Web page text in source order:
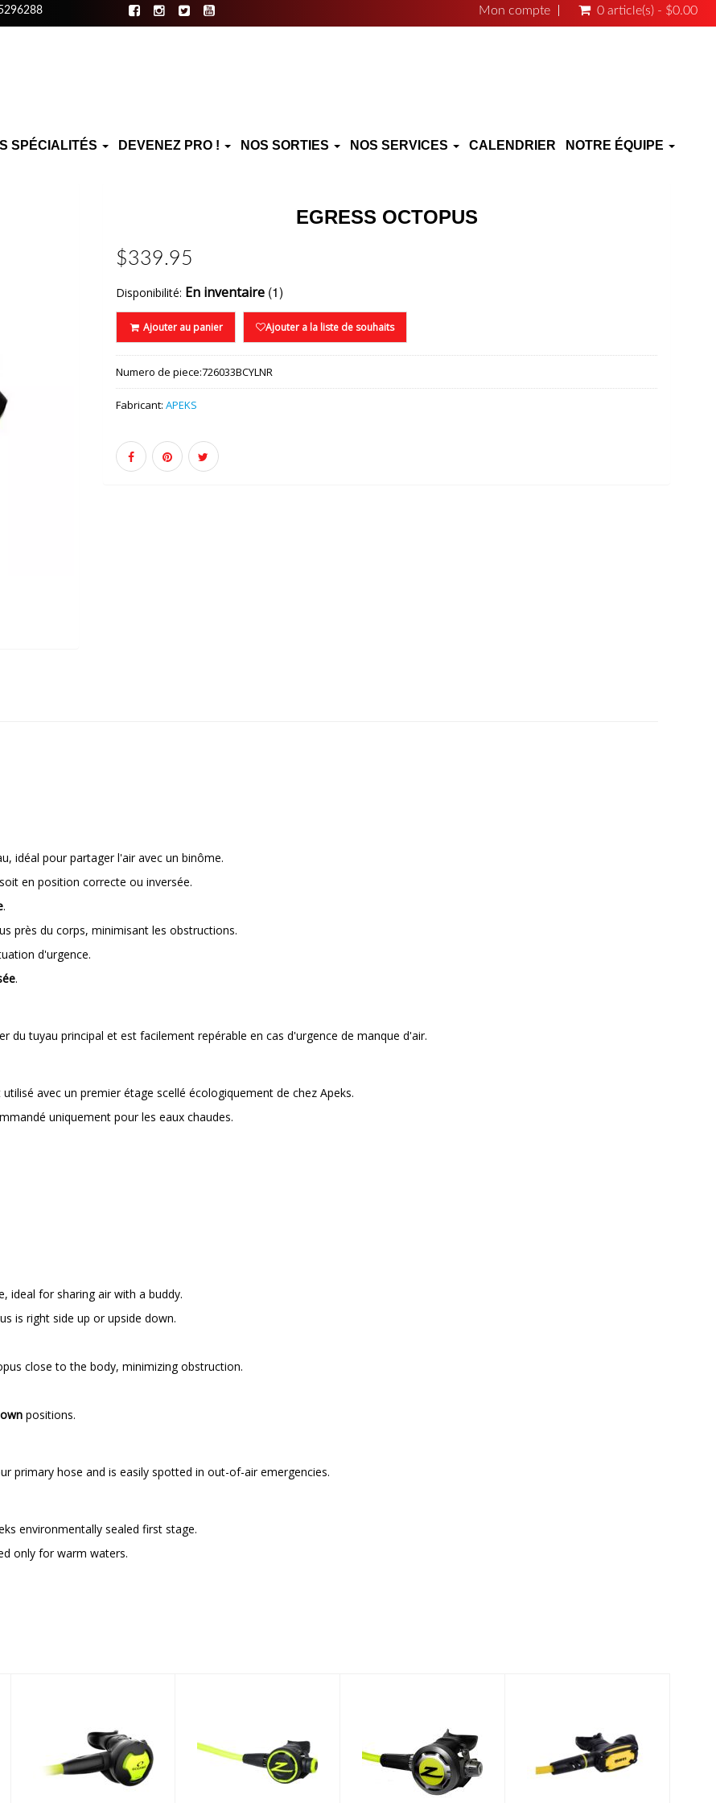
Mon compte 0 article(s) - $0.00
SPÉCIALITÉS DEVENEZ PRO ! NOS SORTIES NOS SERVICES CALENDRIER NOTRE ÉQUIPE
EGRESS OCTOPUS
$339.95
Disponibilité: En inventaire (1)
Ajouter au panier Ajouter a la liste de souhaits
Numero de piece:726033BCYLNR
Fabricant: APEKS
idéal pour partager l'air avec un binôme.
en position correcte ou inversée.
.
près du corps, minimisant les obstructions.
d'urgence.
.
du tuyau principal et est facilement repérable en cas d'urgence de manque d'air.
avec un premier étage scellé écologiquement de chez Apeks.
uniquement pour les eaux chaudes.
ideal for sharing air with a buddy.
is right side up or upside down.
close to the body, minimizing obstruction.
positions.
primary hose and is easily spotted in out-of-air emergencies.
environmentally sealed first stage.
only for warm waters.
ALPHA 10
OCTOPUS
F8 Octopus
$399.95
Onyx II Octopus
$319.95
SXS OCTO
$279.95